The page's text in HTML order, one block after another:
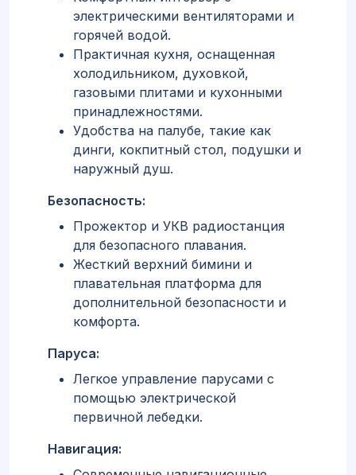
электрическими вентиляторами и
горячей водой.
Практичная кухня, оснащенная
холодильником, духовкой,
газовыми плитами и кухонными
принадлежностями.
Удобства на палубе, такие как
динги, кокпитный стол, подушки и
наружный душ.
Безопасность:
Прожектор и УКВ радиостанция
для безопасного плавания.
Жесткий верхний бимини и
плавательная платформа для
дополнительной безопасности и
комфорта.
Паруса:
Легкое управление парусами с
помощью электрической
первичной лебедки.
Навигация: